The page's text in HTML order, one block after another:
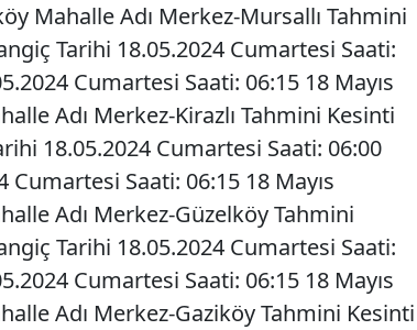
Mahalle Adı Merkez-Mursallı Tahmini
Tarihi 18.05.2024 Cumartesi Saati:
Cumartesi Saati: 06:15 18 Mayıs
Adı Merkez-Kirazlı Tahmini Kesinti
18.05.2024 Cumartesi Saati: 06:00
Saati: 06:15 18 Mayıs
Adı Merkez-Güzelköy Tahmini
Tarihi 18.05.2024 Cumartesi Saati:
Cumartesi Saati: 06:15 18 Mayıs
Adı Merkez-Gaziköy Tahmini Kesinti